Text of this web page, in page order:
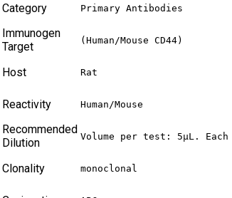
Category Primary Antibodies
Immunogen
Target
(Human/Mouse CD44)
Host Rat
Reactivity Human/Mouse
Recommended
Dilution
Volume per test: 5μL.
Clonality monoclonal